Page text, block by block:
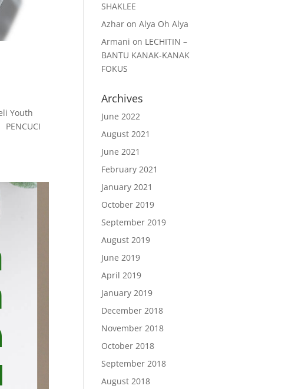
Youth
SHAKLEE
Azhar onAlya Oh Alya
Armani on LECHITIN –
BANTU KANAK-KANAK
FOKUS
Archives
June 2022
August 2021
June 2021
February 2021
January 2021
October 2019
September 2019
August 2019
June 2019
April 2019
January 2019
December 2018
November 2018
October 2018
September 2018
August 2018